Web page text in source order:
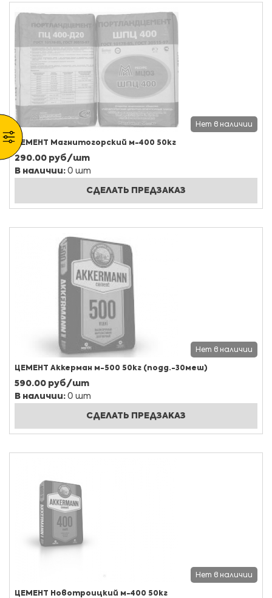
Нет в наличии
ЦЕМЕНТ Магнитогорский м-400 50кг
290.00 руб/шт
В наличии: 0 шт
СДЕЛАТЬ ПРЕДЗАКАЗ
Нет в наличии
ЦЕМЕНТ Аккерман м-500 50кг (подд.-30меш)
590.00 руб/шт
В наличии: 0 шт
СДЕЛАТЬ ПРЕДЗАКАЗ
Нет в наличии
ЦЕМЕНТ Новотроицкий м-400 50кг